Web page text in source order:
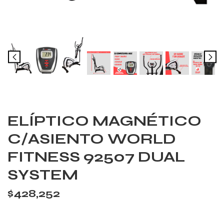
ELÍPTICO MAGNÉTICO
C/ASIENTO WORLD
FITNESS 92507 DUAL
SYSTEM
$428,252